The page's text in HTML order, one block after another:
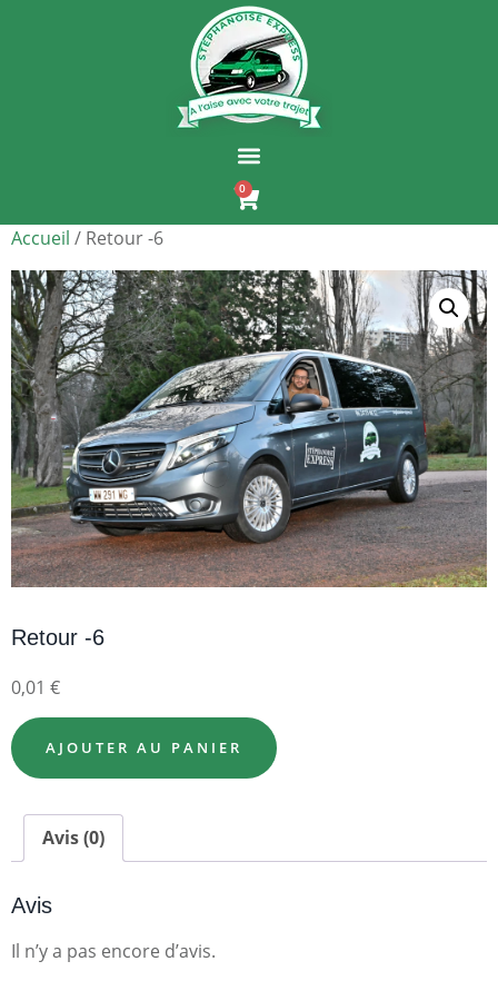
0
Accueil / Retour -6
Retour -6
0,01 €
AJOUTER AU PANIER
Avis (0)
Avis
Il n’y a pas encore d’avis.